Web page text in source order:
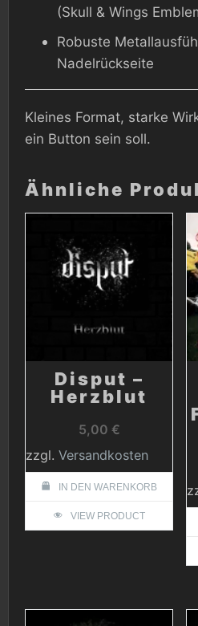
(Skull & Wings
Robuste
Nadelrückseite
Kleines Format, starke
ein Button sein soll.
Ähnliche
Disput –
Herzblut
5,00 €
zzgl. Versandkosten
IN DEN WARENKORB
VIEW PRODUCT